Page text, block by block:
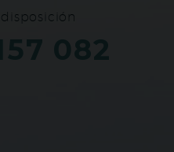
082